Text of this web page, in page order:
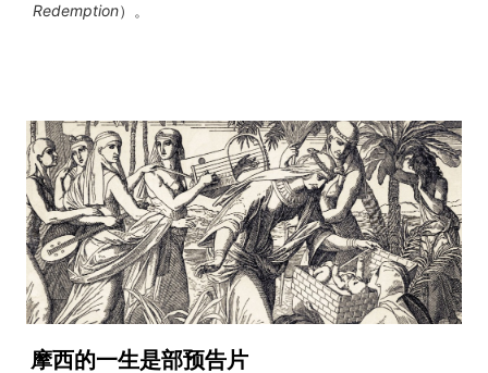
Redemption）。
摩西的一生是部预告片